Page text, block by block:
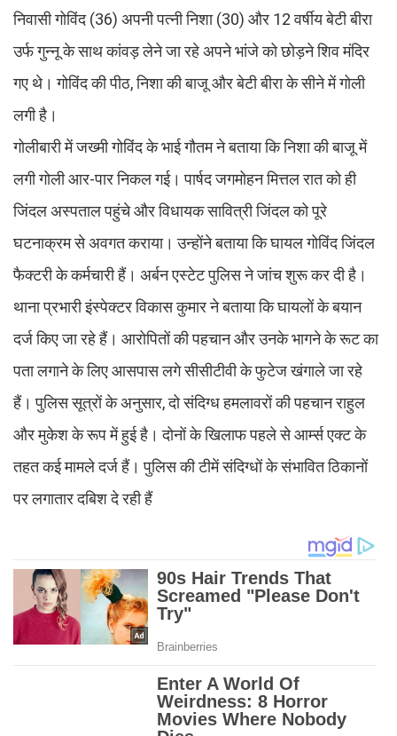
निवासी गोविंद (36) अपनी पत्नी निशा (30) और 12 वर्षीय बेटी बीरा
उर्फ गुन्नू के साथ कांवड़ लेने जा रहे अपने भांजे को छोड़ने शिव मंदिर
गए थे। गोविंद की पीठ, निशा की बाजू और बेटी बीरा के सीने में गोली
लगी है।
गोलीबारी में जख्मी गोविंद के भाई गौतम ने बताया कि निशा की बाजू में
लगी गोली आर-पार निकल गई। पार्षद जगमोहन मित्तल रात को ही
जिंदल अस्पताल पहुंचे और विधायक सावित्री जिंदल को पूरे
घटनाक्रम से अवगत कराया। उन्होंने बताया कि घायल गोविंद जिंदल
फैक्टरी के कर्मचारी हैं। अर्बन एस्टेट पुलिस ने जांच शुरू कर दी है।
थाना प्रभारी इंस्पेक्टर विकास कुमार ने बताया कि घायलों के बयान
दर्ज किए जा रहे हैं। आरोपितों की पहचान और उनके भागने के रूट का
पता लगाने के लिए आसपास लगे सीसीटीवी के फुटेज खंगाले जा रहे
हैं। पुलिस सूत्रों के अनुसार, दो संदिग्ध हमलावरों की पहचान राहुल
और मुकेश के रूप में हुई है। दोनों के खिलाफ पहले से आर्म्स एक्ट के
तहत कई मामले दर्ज हैं। पुलिस की टीमें संदिग्धों के संभावित ठिकानों
पर लगातार दबिश दे रही हैं